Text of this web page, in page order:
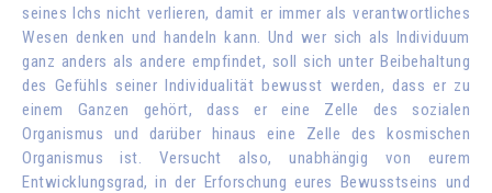
seines Ichs nicht verlieren, damit er immer als verantwortliches
Wesen denken und handeln kann. Und wer sich als Individuum
ganz anders als andere empfindet, soll sich unter Beibehaltung
des Gefühls seiner Individualität bewusst werden, dass er zu
einem Ganzen gehört, dass er eine Zelle des sozialen
Organismus und darüber hinaus eine Zelle des kosmischen
Organismus ist. Versucht also, unabhängig von eurem
Entwicklungsgrad, in der Erforschung eures Bewusstseins und